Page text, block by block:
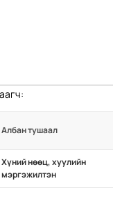
Албан тушаал
Хүний нөөц, хуулийн
мэргэжилтэн